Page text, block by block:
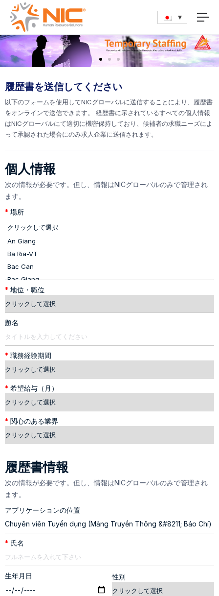
履歴書を送信してください
以下のフォームを使用してNICグローバルに送信することにより、履歴書
をオンラインで送信できます。 経歴書に示されているすべての個人情報
はNICグローバルにて適切に機密保持しており、候補者の求職ニーズによ
って承認された場合にのみ求人企業に送信されます。
個人情報
次の情報が必要です。但し、情報はNICグローバルのみで管理され
ます。
* 場所
* 地位・職位
題名
* 職務経験期間
* 希望給与（月）
* 関心のある業界
履歴書情報
次の情報が必要です。但し、情報はNICグローバルのみで管理され
ます。
アプリケーションの位置
* 氏名
生年月日 性別